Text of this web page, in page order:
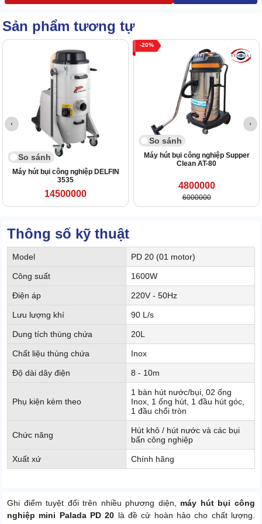
Sản phẩm tương tự
So sánh
Máy hút bụi công nghiệp DELFIN
3535
14500000
20
So sánh
Máy hút bụi công nghiệp Supper
Clean AT-80
4800000
6000000
Thông số kỹ thuật
Model PD 20 (01 motor)
Công suất 1600W
Điện áp 220V - 50Hz
Lưu lượng khí 90 L/s
Dung tích thùng chứa 20L
Chất liệu thùng chứa Inox
Độ dài dây điện 8 - 10m
Phụ kiện kèm theo
1 bàn hút nước/bụi, 02 ống
Inox, 1 ống hút, 1 đầu hút góc,
1 đầu chổi tròn
Chức năng
Hút khô / hút nước và các bụi
bẩn công nghiệp
Xuất xứ Chính hãng
Ghi điểm tuyệt đối trên nhiều phương diện, máy hút bụi công
nghiệp mini Palada PD 20 là đề cử hoàn hảo cho chất lượng.